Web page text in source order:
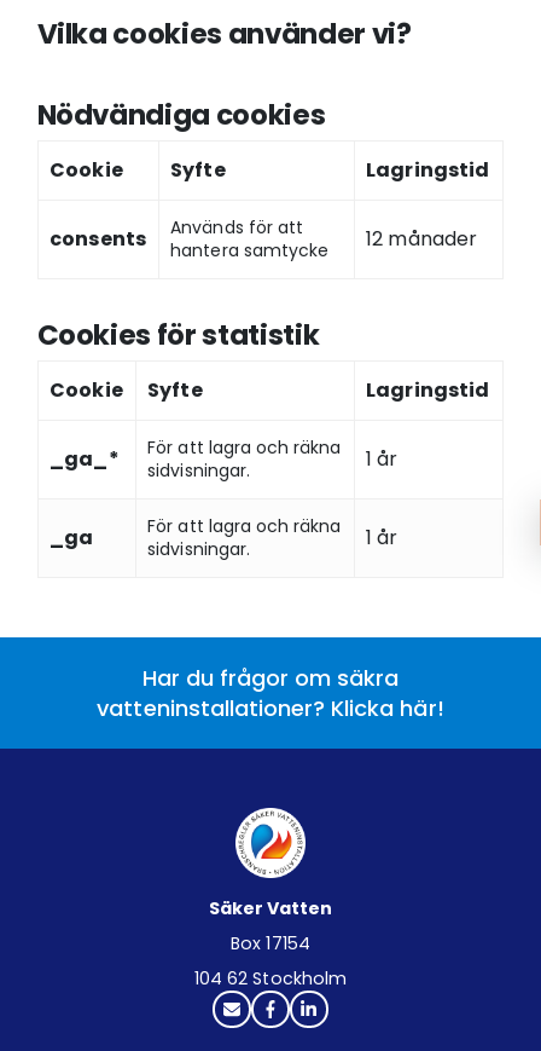
Vilka cookies använder vi?
Nödvändiga cookies
Cookie Syfte Lagringstid
consents
Används för att
hantera samtycke
12 månader
Cookies för statistik
Cookie Syfte Lagringstid
_ga_*
För att lagra och räkna
sidvisningar.
1 år
_ga
För att lagra och räkna
sidvisningar.
1 år
Har du frågor om säkra
vatteninstallationer? Klicka här!
Säker Vatten
Box 17154
104 62 Stockholm